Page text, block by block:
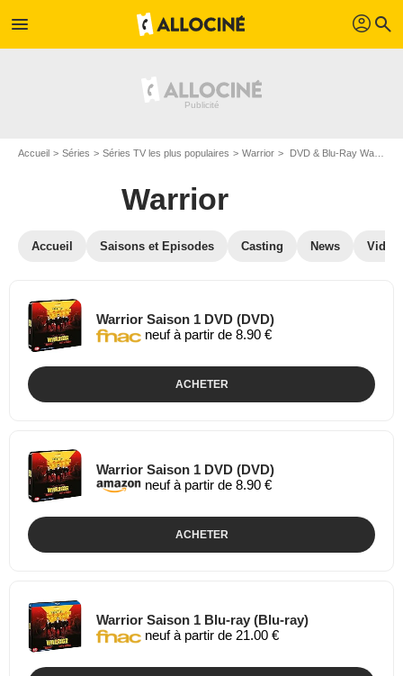
menu profil search
Accueil Séries Séries TV les plus populaires Warrior DVD & Blu-Ray Warrior
Warrior
Accueil Saisons et Episodes Casting News
Warrior Saison 1 DVD (DVD)
neuf à partir de 8.90 €
ACHETER
Warrior Saison 1 DVD (DVD)
neuf à partir de 8.90 €
ACHETER
Warrior Saison 1 Blu-ray (Blu-ray)
neuf à partir de 21.00 €